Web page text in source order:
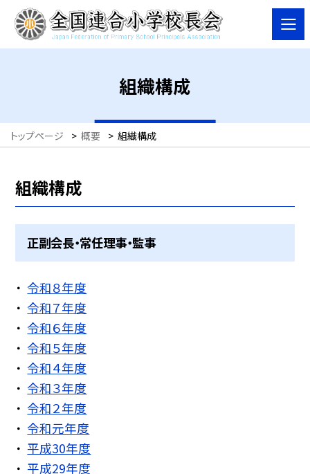
組織構成
トップページ > 概要 > 組織構成
組織構成
正副会長・常任理事・監事
令和８年度
令和７年度
令和６年度
令和５年度
令和４年度
令和３年度
令和２年度
令和元年度
平成30年度
平成29年度